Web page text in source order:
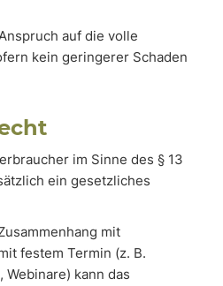
auf die volle
kein geringerer Schaden
im Sinne des § 13
ein gesetzliches
mit
festem Termin (z. B.
kann das